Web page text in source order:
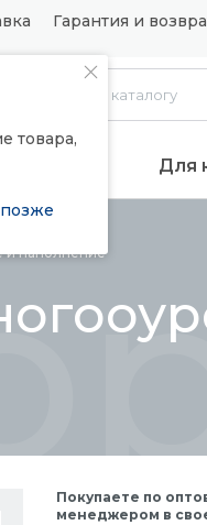
Гарантия и
товара,
Для
инаполнение
Покупаете по
менеджером в